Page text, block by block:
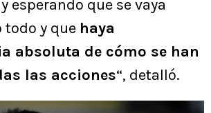
y esperando que se vaya
todo y que haya
absoluta de cómo se han
las acciones“, detalló.